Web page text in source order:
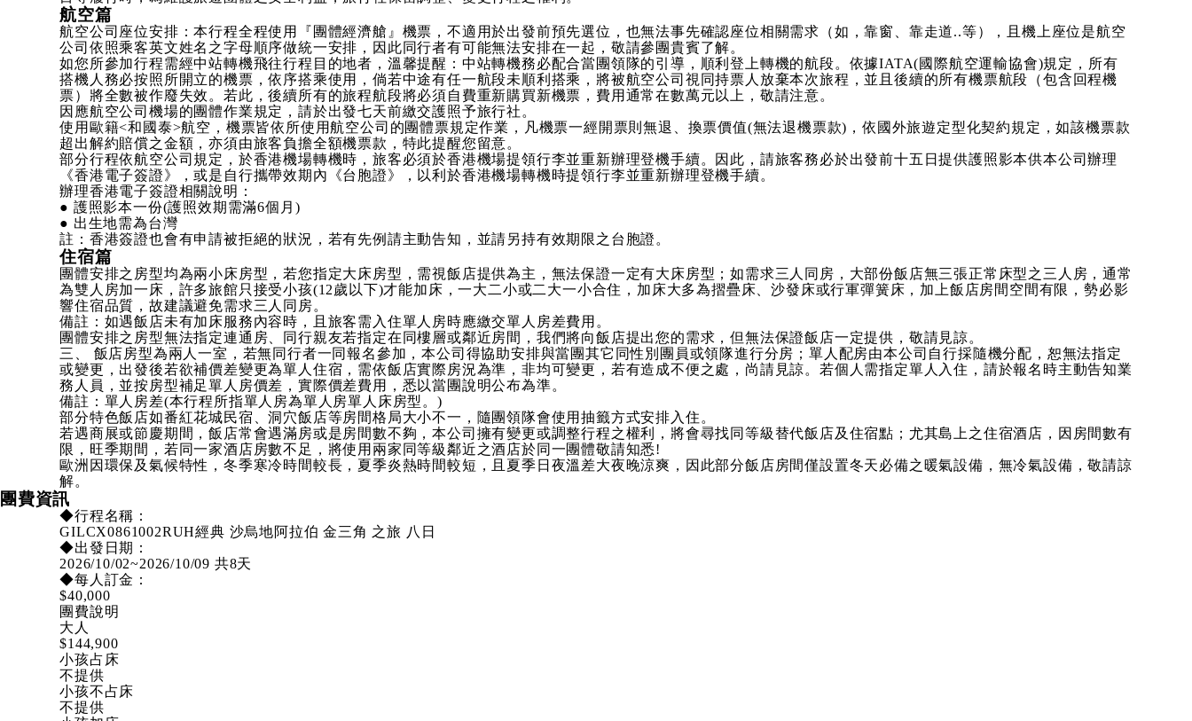
航空篇
航空公司座位安排：本行程全程使用『團體經濟艙』機票，不適用於出發前預先選位，也無法事先確認座位相關需求（如，靠窗、靠走道..等），且機上座位是航空
公司依照乘客英文姓名之字母順序做統一安排，因此同行者有可能無法安排在一起，敬請參團貴賓了解。
如您所參加行程需經中站轉機飛往行程目的地者，溫馨提醒：中站轉機務必配合當團領隊的引導，順利登上轉機的航段。依據IATA(國際航空運輸協會)規定，所有
搭機人務必按照所開立的機票，依序搭乘使用，倘若中途有任一航段未順利搭乘，將被航空公司視同持票人放棄本次旅程，並且後續的所有機票航段（包含回程機
票）將全數被作廢失效。若此，後續所有的旅程航段將必須自費重新購買新機票，費用通常在數萬元以上，敬請注意。
因應航空公司機場的團體作業規定，請於出發七天前繳交護照予旅行社。
使用歐籍<和國泰>航空，機票皆依所使用航空公司的團體票規定作業，凡機票一經開票則無退、換票價值(無法退機票款)，依國外旅遊定型化契約規定，如該機票款
超出解約賠償之金額，亦須由旅客負擔全額機票款，特此提醒您留意。
部分行程依航空公司規定，於香港機場轉機時，旅客必須於香港機場提領行李並重新辦理登機手續。因此，請旅客務必於出發前十五日提供護照影本供本公司辦理
《香港電子簽證》，或是自行攜帶效期內《台胞證》，以利於香港機場轉機時提領行李並重新辦理登機手續。
辦理香港電子簽證相關說明：
● 護照影本一份(護照效期需滿6個月)
● 出生地需為台灣
註：香港簽證也會有申請被拒絕的狀況，若有先例請主動告知，並請另持有效期限之台胞證。
住宿篇
團體安排之房型均為兩小床房型，若您指定大床房型，需視飯店提供為主，無法保證一定有大床房型；如需求三人同房，大部份飯店無三張正常床型之三人房，通常
為雙人房加一床，許多旅館只接受小孩(12歲以下)才能加床，一大二小或二大一小合住，加床大多為摺疊床、沙發床或行軍彈簧床，加上飯店房間空間有限，勢必影
響住宿品質，故建議避免需求三人同房。
備註：如遇飯店未有加床服務內容時，且旅客需入住單人房時應繳交單人房差費用。
團體安排之房型無法指定連通房、同行親友若指定在同樓層或鄰近房間，我們將向飯店提出您的需求，但無法保證飯店一定提供，敬請見諒。
三、 飯店房型為兩人一室，若無同行者一同報名參加，本公司得協助安排與當團其它同性別團員或領隊進行分房；單人配房由本公司自行採隨機分配，恕無法指定
或變更，出發後若欲補價差變更為單人住宿，需依飯店實際房況為準，非均可變更，若有造成不便之處，尚請見諒。若個人需指定單人入住，請於報名時主動告知業
務人員，並按房型補足單人房價差，實際價差費用，悉以當團說明公布為準。
備註：單人房差(本行程所指單人房為單人房單人床房型。)
部分特色飯店如番紅花城民宿、洞穴飯店等房間格局大小不一，隨團領隊會使用抽籤方式安排入住。
若遇商展或節慶期間，飯店常會遇滿房或是房間數不夠，本公司擁有變更或調整行程之權利，將會尋找同等級替代飯店及住宿點；尤其島上之住宿酒店，因房間數有
限，旺季期間，若同一家酒店房數不足，將使用兩家同等級鄰近之酒店於同一團體敬請知悉!
歐洲因環保及氣候特性，冬季寒冷時間較長，夏季炎熱時間較短，且夏季日夜溫差大夜晚涼爽，因此部分飯店房間僅設置冬天必備之暖氣設備，無冷氣設備，敬請諒
解。
團費資訊
◆行程名稱：
GILCX0861002RUH經典 沙烏地阿拉伯 金三角 之旅 八日
◆出發日期：
2026/10/02~2026/10/09 共8天
◆每人訂金：
$40,000
團費說明
大人
$144,900
小孩占床
不提供
小孩不占床
不提供